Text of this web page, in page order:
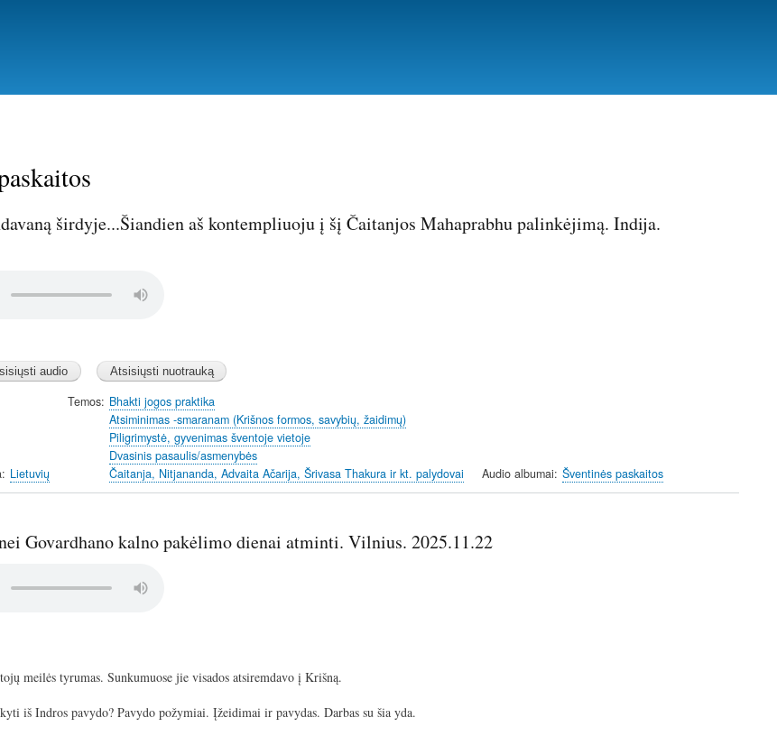
širdyje...Šiandien aš kontempliuoju į šį Čaitanjos Mahaprabhu palinkėjimą. Indija.
Lietuvių
Temos Bhakti jogos praktika
Atsiminimas -smaranam (Krišnos formos, savybių, žaidimų)
Piligrimystė, gyvenimas šventoje vietoje
Dvasinis pasaulis/asmenybės
Čaitanja, Nitjananda, Advaita Ačarija, Šrivasa Thakura ir kt. palydovai
Audio albumai Šventinės paskaitos
Govardhano kalno pakėlimo dienai atminti. Vilnius. 2025.11.22
meilės tyrumas. Sunkumuose jie visados atsiremdavo į Krišną.
iš Indros pavydo? Pavydo požymiai. Įžeidimai ir pavydas. Darbas su šia yda.